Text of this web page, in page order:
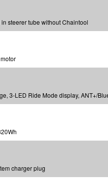
steerer tube without Chaintool
3-LED Ride Mode display, ANT+/
charger plug